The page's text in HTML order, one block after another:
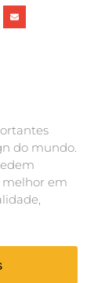
do mundo.
melhor em